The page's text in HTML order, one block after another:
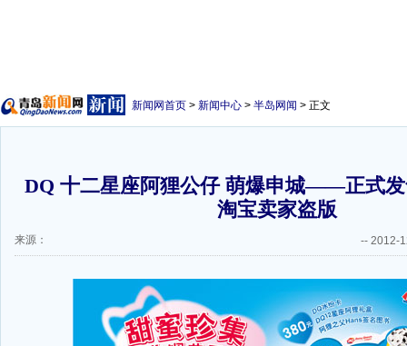
新闻网首页 > 新闻中心 > 半岛网闻 > 正文
DQ 十二星座阿狸公仔 萌爆申城——正式
淘宝卖家盗版
来源： -- 2012-